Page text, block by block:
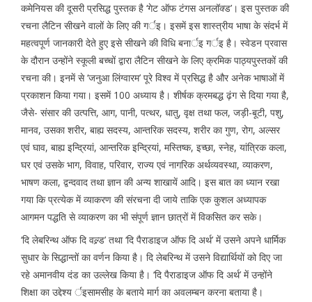
कमेनियस की दूसरी प्रसिद्ध पुस्तक है ‘गेट ऑफ टंगस अनलॉक्ड’। इस पुस्तक की
रचना लैटिन सीखने वालों के लिए की गर्इ। इसमें इस शास्त्रीय भाषा के संदर्भ में
महत्वपूर्ण जानकारी देते हुए इसे सीखने की विधि बनार्इ गर्इ है। स्वेडन प्रवास
के दौरान उन्होंने स्कूली बच्चों द्वारा लैटिन सीखने के लिए क्रमिक पाठ्यपुस्तकों की
रचना की। इनमें से ‘जनुआ लिंग्वारम’ पूरे विश्व में प्रसिद्ध है और अनेक भाषाओं में
प्रकाशन किया गया। इसमें 100 अध्याय है। शीर्षक क्रमबद्ध ढ़ंग से दिया गया है,
जैसे- संसार की उत्पत्ति, आग, पानी, पत्थर, धातु, वृक्ष तथा फल, जड़ी-बूटी, पशु,
मानव, उसका शरीर, बाह्य सदस्य, आन्तरिक सदस्य, शरीर का गुण, रोग, अल्सर
एवं घाव, बाह्य इन्द्रियां, आन्तरिक इन्द्रियां, मस्तिष्क, इच्छा, स्नेह, यांत्रिक कला,
घर एवं उसके भाग, विवाह, परिवार, राज्य एवं नागरिक अर्थव्यवस्था, व्याकरण,
भाषण कला, द्वन्दवाद तथा ज्ञान की अन्य शाखायें आदि। इस बात का ध्यान रखा
गया कि प्रत्येक में व्याकरण की संरचना दी जाये ताकि एक कुशल अध्यापक
आगमन पद्धति से व्याकरण का भी संपूर्ण ज्ञान छात्रों में विकसित कर सके।
‘दि लेबरिन्थ ऑफ दि वल्र्ड’ तथा ‘दि पैराडाइज ऑफ दि अर्थ’ में उसने अपने धार्मिक
सुधार के सिद्धान्तों का वर्णन किया है। दि लेबरिन्थ में उसने विद्यार्थियों को दिए जा
रहे अमानवीय दंड का उल्लेख किया है। ‘दि पैराडाइज ऑफ दि अर्थ’ में उन्होंने
शिक्षा का उद्देश्य र्इसामसीह के बताये मार्ग का अवलम्बन करना बताया है।